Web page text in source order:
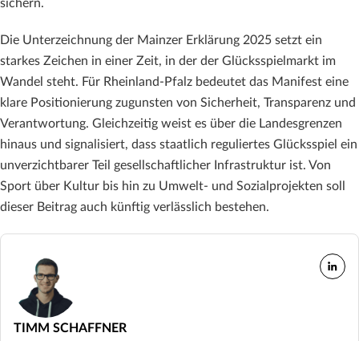
sichern.
Die Unterzeichnung der Mainzer Erklärung 2025 setzt ein
starkes Zeichen in einer Zeit, in der der Glücksspielmarkt im
Wandel steht. Für Rheinland-Pfalz bedeutet das Manifest eine
klare Positionierung zugunsten von Sicherheit, Transparenz und
Verantwortung. Gleichzeitig weist es über die Landesgrenzen
hinaus und signalisiert, dass staatlich reguliertes Glücksspiel ein
unverzichtbarer Teil gesellschaftlicher Infrastruktur ist. Von
Sport über Kultur bis hin zu Umwelt- und Sozialprojekten soll
dieser Beitrag auch künftig verlässlich bestehen.
TIMM SCHAFFNER